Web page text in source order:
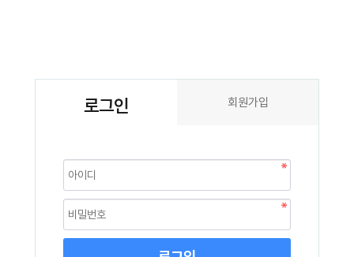
로그인 회원가입